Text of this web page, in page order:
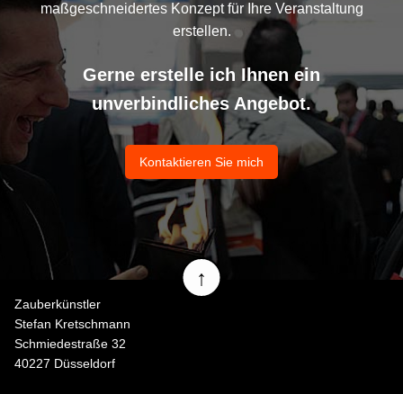
maßgeschneidertes Konzept für Ihre Veranstaltung
erstellen.
Gerne erstelle ich Ihnen ein
unverbindliches Angebot.
Kontaktieren Sie mich
↑
Zauberkünstler
Stefan Kretschmann
Schmiedestraße 32
40227 Düsseldorf